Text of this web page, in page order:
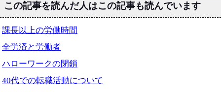
この記事を読んだ人はこの記事も読んでいます
課長以上の労働時間
全労済と労働者
ハローワークの閉鎖
40代での転職活動について